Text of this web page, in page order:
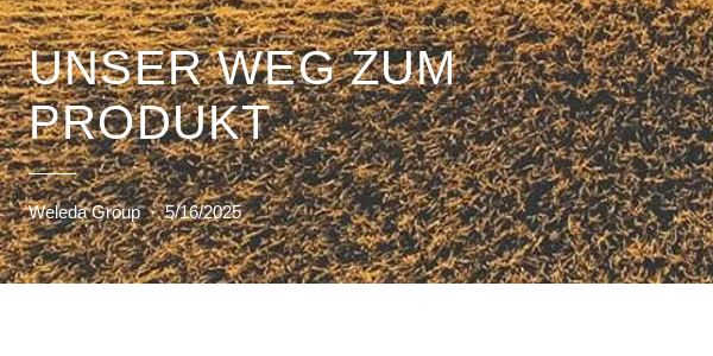
UNSER WEG ZUM
PRODUKT
Weleda Group · 5/16/2025